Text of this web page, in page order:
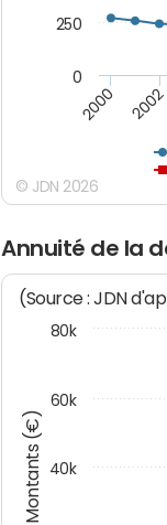
2000 2002
0
250
© JDN 2026
Annuité de la
Montants (€)
(Source : JDN
40k
60k
80k